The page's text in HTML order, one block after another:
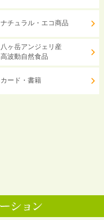
ナチュラル・エコ商品
八ヶ岳アンジェリ産
高波動自然食品
カード・書籍